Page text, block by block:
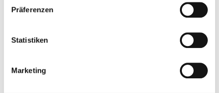
Präferenzen
Statistiken
Marketing